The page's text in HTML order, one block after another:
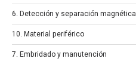
6. Detección y separación magnética
10. Material periférico
7. Embridado y manutención